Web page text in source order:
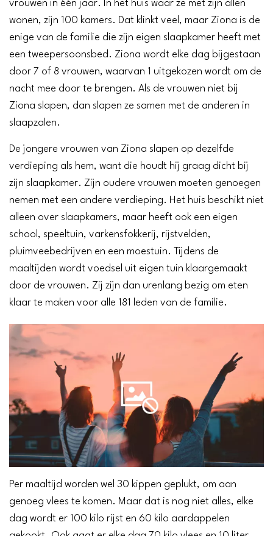
vrouwen in één jaar. In het huis waar ze met zijn allen
wonen, zijn 100 kamers. Dat klinkt veel, maar Ziona is de
enige van de familie die zijn eigen slaapkamer heeft met
een tweepersoonsbed. Ziona wordt elke dag bijgestaan
door 7 of 8 vrouwen, waarvan 1 uitgekozen wordt om de
nacht mee door te brengen. Als de vrouwen niet bij
Ziona slapen, dan slapen ze samen met de anderen in
slaapzalen.
De jongere vrouwen van Ziona slapen op dezelfde
verdieping als hem, want die houdt hij graag dicht bij
zijn slaapkamer. Zijn oudere vrouwen moeten genoegen
nemen met een andere verdieping. Het huis beschikt niet
alleen over slaapkamers, maar heeft ook een eigen
school, speeltuin, varkensfokkerij, rijstvelden,
pluimveebedrijven en een moestuin. Tijdens de
maaltijden wordt voedsel uit eigen tuin klaargemaakt
door de vrouwen. Zij zijn dan urenlang bezig om eten
klaar te maken voor alle 181 leden van de familie.
Per maaltijd worden wel 30 kippen geplukt, om aan
genoeg vlees te komen. Maar dat is nog niet alles, elke
dag wordt er 100 kilo rijst en 60 kilo aardappelen